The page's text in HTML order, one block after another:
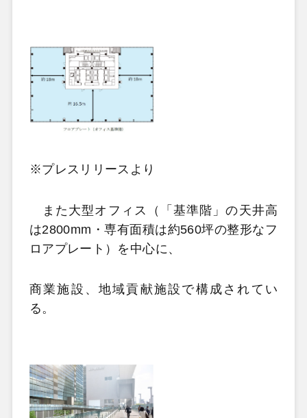
※プレスリリースより
また大型オフィス（「基準階」の天井高
は2800mm・専有面積は約560坪の整形なフ
ロアプレート）を中心に、
商業施設、地域貢献施設で構成されてい
る。